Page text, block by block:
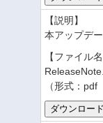
【説明】
本アップデ
【ファイル
（形式：